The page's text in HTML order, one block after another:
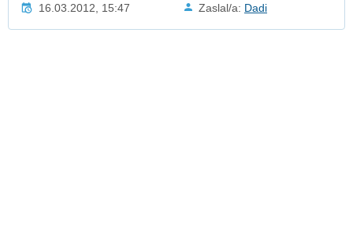
16.03.2012, 15:47 Zaslal/a: Dadi